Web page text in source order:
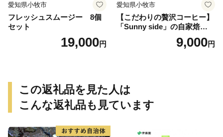
愛知県小牧市
フレッシュスムージー 8個
セット
19,000円
愛知県小牧市
【こだわりの贅沢コーヒー】
「Sunny side」の自家焙煎珈
琲ブレンド珈琲飲み比べセッ
9,000円
この返礼品を見た人は
こんな返礼品も見ています